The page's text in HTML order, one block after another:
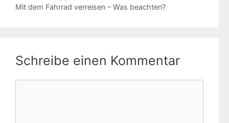
Mit dem Fahrrad verreisen – Was beachten?
Schreibe einen Kommentar